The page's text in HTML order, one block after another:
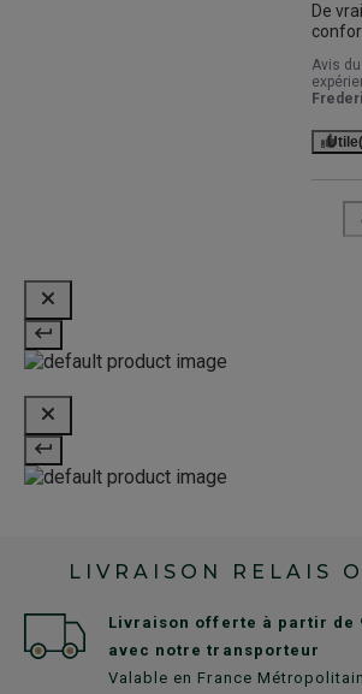
De
Avis du
Utile
LIVRAISON RELAIS
Livraison offerte à partir de
avec notre transporteur
Valable en France